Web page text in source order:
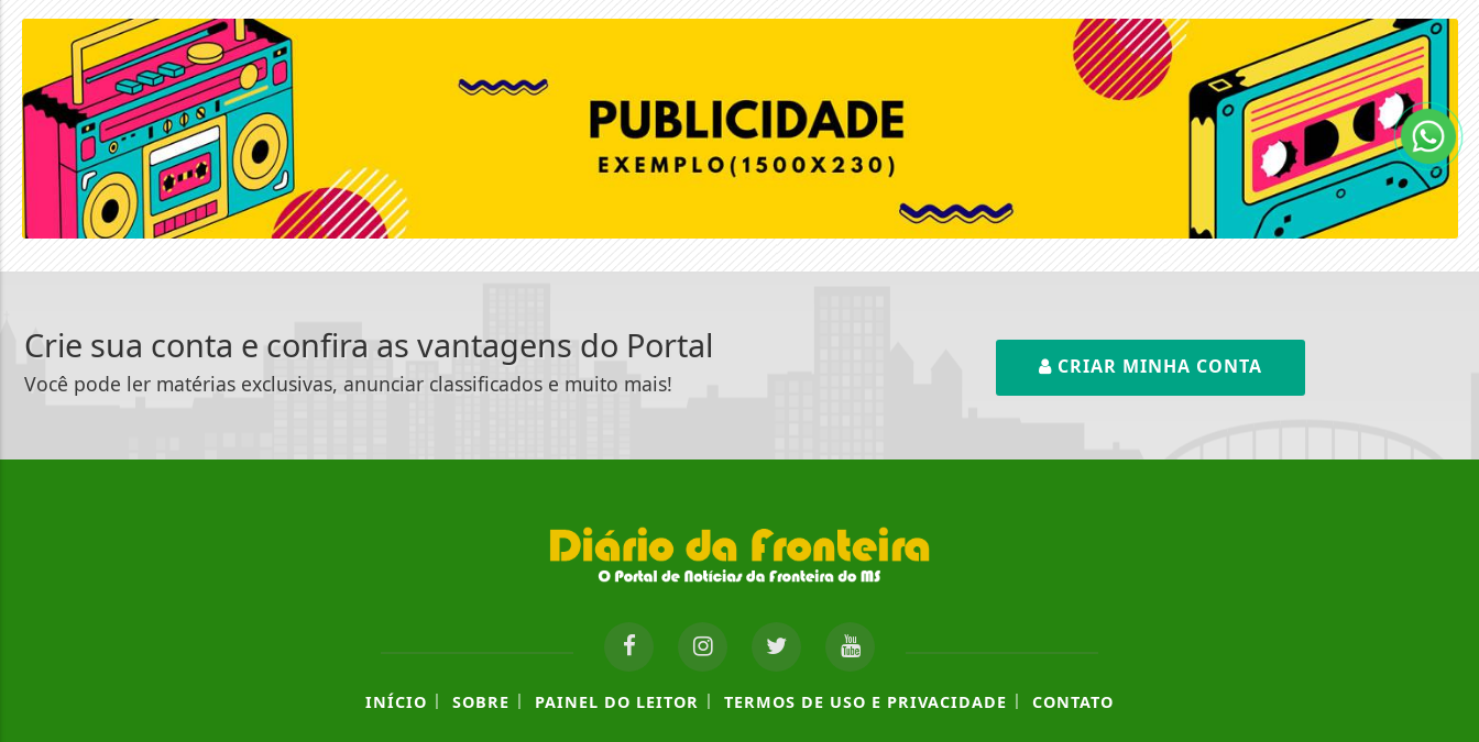
Crie sua conta e confira as vantagens do Portal
Você pode ler matérias exclusivas, anunciar classificados e muito mais!
CRIAR MINHA CONTA
INÍCIO | SOBRE | PAINEL DO LEITOR | TERMOS DE USO E PRIVACIDADE | CONTATO